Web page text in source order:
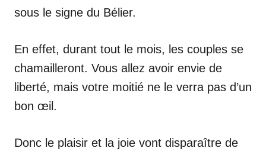
sous le signe du Bélier.
En effet, durant tout le mois, les couples se
chamailleront. Vous allez avoir envie de
liberté, mais votre moitié ne le verra pas d’un
bon œil.
Donc le plaisir et la joie vont disparaître de